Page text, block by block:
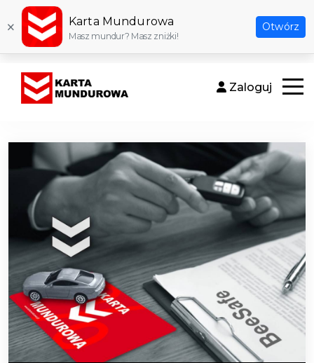
× Karta Mundurowa
Masz mundur? Masz zniżki!
Otwórz
Zaloguj